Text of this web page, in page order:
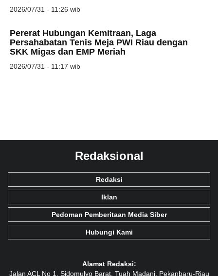
2026/07/31 - 11:26 wib
Pererat Hubungan Kemitraan, Laga
Persahabatan Tenis Meja PWI Riau dengan
SKK Migas dan EMP Meriah
2026/07/31 - 11:17 wib
Redaksional
Redaksi
Iklan
Pedoman Pemberitaan Media Siber
Hubungi Kami
Alamat Redaksi:
Jalan ACL No 1, Sidomulyo Barat, Tuah Madani, Pekanbaru-Riau